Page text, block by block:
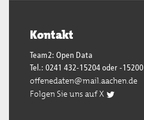
Kontakt
Team2: Open Data
Tel.: 0241 432-15204 oder -15200
offenedaten@mail.aachen.de
Folgen Sie uns auf X